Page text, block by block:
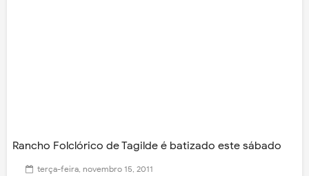
Rancho Folclórico de Tagilde é batizado este sábado
terça-feira, novembro 15, 2011